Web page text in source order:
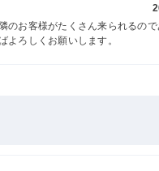
のお客様がたくさん来られるの
よろしくお願いします。